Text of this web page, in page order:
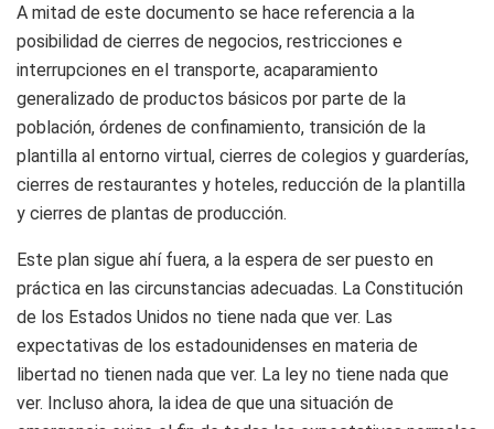
A mitad de este documento se hace referencia a la
posibilidad de cierres de negocios, restricciones e
interrupciones en el transporte, acaparamiento
generalizado de productos básicos por parte de la
población, órdenes de confinamiento, transición de la
plantilla al entorno virtual, cierres de colegios y guarderías,
cierres de restaurantes y hoteles, reducción de la plantilla
y cierres de plantas de producción.
Este plan sigue ahí fuera, a la espera de ser puesto en
práctica en las circunstancias adecuadas. La Constitución
de los Estados Unidos no tiene nada que ver. Las
expectativas de los estadounidenses en materia de
libertad no tienen nada que ver. La ley no tiene nada que
ver. Incluso ahora, la idea de que una situación de